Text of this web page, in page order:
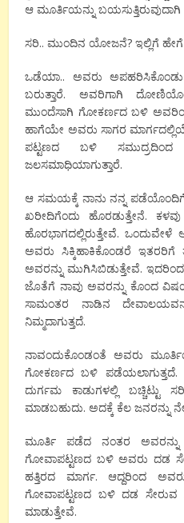
ಆ ಮೂರ್ತಿಯನ್ನು ಬಯಸುತ್ತಿರುವುದಾಗಿ
ಸರಿ.. ಮುಂದಿನ ಯೋಜನೆ? ಇಲ್ಲಿಗೆ ಹೇಗೆ
ಒಡೆಯಾ.. ಅವರು ಅಪಹರಿಸಿಕೊಂಡು
ಬರುತ್ತಾರೆ. ಅವರಿಗಾಗಿ
ಮುಂದೆಸಾಗಿ ಗೋಕರ್ಣದ ಬಳಿ
ಹಾಗೆಯೇ ಅವರು ಸಾಗರ
ಪಟ್ಟಣದ ಬಳಿ
ಜಲಸಮಾಧಿಯಾಗುತ್ತಾರೆ.
ಆ ಸಮಯಕ್ಕೆ ನಾನು ನನ್ನ
ಖರೀದಿಗೆಂದು ಹೊರಡುತ್ತೇನೆ.
ಹೊರಭಾಗದಲ್ಲಿರುತ್ತೇವೆ.
ಅವರು ಸಿಕ್ಕಿಹಾಕಿಕೊಂಡರೆ
ಅವರನ್ನು ಮುಗಿಸಿಬಿಡುತ್ತೇವೆ.
ಜೊತೆಗೆ ನಾವು ಅವರನ್ನು ಕೊಂದ
ಸಾಮಂತರ ನಾಡಿನ
ನಿಮ್ಮದಾಗುತ್ತದೆ.
ನಾವಂದುಕೊಂಡಂತೆ ಅವರು
ಗೋಕರ್ಣದ ಬಳಿ
ದುರ್ಗಮ ಕಾಡುಗಳಲ್ಲಿ
ಮಾಡಬಹುದು. ಅದಕ್ಕೆ ಕೆಲ ಜನರನ್ನು
ಮೂರ್ತಿ ಪಡೆದ ನಂತರ ಅವರನ್ನು
ಗೋವಾಪಟ್ಟಣದ ಬಳಿ ಅವರು ದಡ
ಹತ್ತಿರದ ಮಾರ್ಗ. ಆದ್ದರಿಂದ
ಗೋವಾಪಟ್ಟಣದ ಬಳಿ ದಡ
ಮಾಡುತ್ತೇವೆ.